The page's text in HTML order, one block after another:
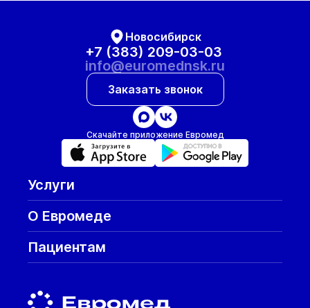
Новосибирск
+7 (383) 209-03-03
info@euromednsk.ru
Заказать звонок
Скачайте приложение Евромед
Услуги
О Евромеде
Пациентам